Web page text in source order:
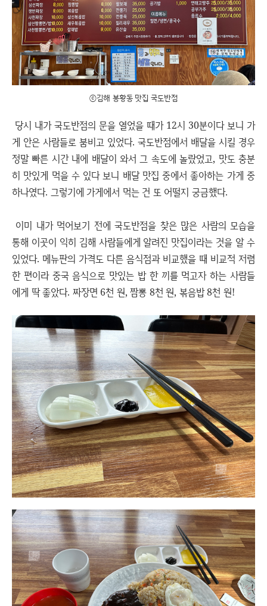
ⓒ김해 봉황동 맛집 국도반점
당시 내가 국도반점의 문을 열었을 때가 12시 30분이다 보니 가
게 안은 사람들로 붐비고 있었다. 국도반점에서 배달을 시킬 경우
정말 빠른 시간 내에 배달이 와서 그 속도에 놀랐었고, 맛도 충분
히 맛있게 먹을 수 있다 보니 배달 맛집 중에서 좋아하는 가게 중
하나였다. 그렇기에 가게에서 먹는 건 또 어떨지 궁금했다.
이미 내가 먹어보기 전에 국도반점을 찾은 많은 사람의 모습을
통해 이곳이 익히 김해 사람들에게 알려진 맛집이라는 것을 알 수
있었다. 메뉴판의 가격도 다른 음식점과 비교했을 때 비교적 저렴
한 편이라 중국 음식으로 맛있는 밥 한 끼를 먹고자 하는 사람들
에게 딱 좋았다. 짜장면 6천 원, 짬뽕 8천 원, 볶음밥 8천 원!